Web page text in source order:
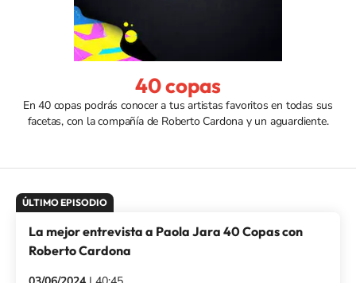
40 copas
En 40 copas podrás conocer a tus artistas favoritos en todas sus
facetas, con la compañía de Roberto Cardona y un aguardiente.
La mejor entrevista a Paola Jara 40 Copas con
Roberto Cardona